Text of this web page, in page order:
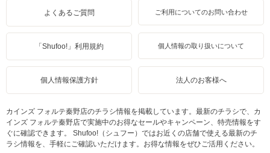
よくあるご質問 ご利用についてのお問い合わせ
「Shufoo!」利用規約 個人情報の取り扱いについて
個人情報保護方針 法人のお客様へ
カインズ フォルテ秦野店のチラシ情報を掲載しています。最新のチラシで、カ
インズ フォルテ秦野店で実施中のお得なセールやキャンペーン、特売情報をす
ぐに確認できます。 Shufoo!（シュフー）ではお近くの店舗で使える最新のチ
ラシ情報を、手軽にご確認いただけます。お得な情報をぜひご活用ください。